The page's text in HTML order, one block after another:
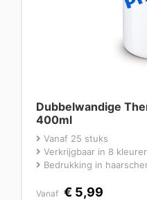
Dubbelwandige
400ml
Vanaf 25 stuks
Verkrijgbaar in 8
Bedrukking in
Vanaf € 5,99